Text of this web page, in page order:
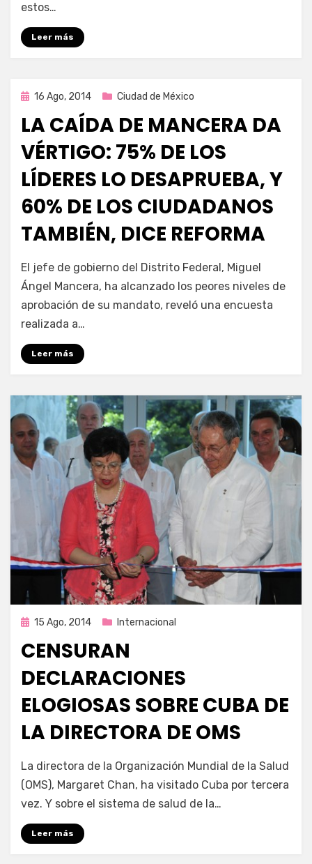
estos…
Leer más
Publicada
16 Ago, 2014 Ciudad de México
LA CAÍDA DE MANCERA DA
VÉRTIGO: 75% DE LOS
LÍDERES LO DESAPRUEBA, Y
60% DE LOS CIUDADANOS
TAMBIÉN, DICE REFORMA
por Enrique
El jefe de gobierno del Distrito Federal, Miguel
Ángel Mancera, ha alcanzado los peores niveles de
aprobación de su mandato, reveló una encuesta
realizada a…
Leer más
Publicada
15 Ago, 2014 Internacional
CENSURAN
DECLARACIONES
ELOGIOSAS SOBRE CUBA DE
LA DIRECTORA DE OMS
por Enrique
La directora de la Organización Mundial de la Salud
(OMS), Margaret Chan, ha visitado Cuba por tercera
vez. Y sobre el sistema de salud de la…
Leer más